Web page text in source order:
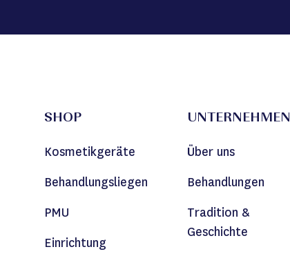
SHOP
Kosmetikgeräte
Behandlungsliegen
PMU
Einrichtung
UNTERNEHMEN
Über uns
Behandlungen
Tradition &
Geschichte